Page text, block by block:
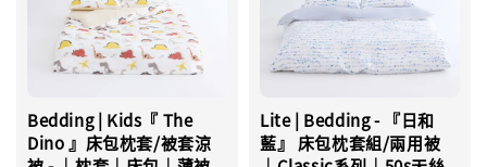
Bedding | Kids『 The
Dino 』床包枕套/被套涼
Lite | Bedding - 『日和
藍』 床包枕套組/兩用被